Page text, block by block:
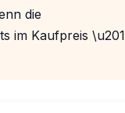
die
im Kaufpreis